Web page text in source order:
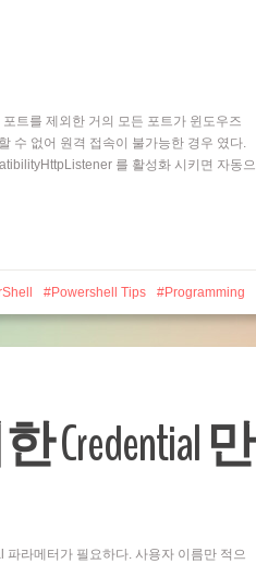
트를 제외한 거의 모든 포트가 윈도우즈
수 없어 원격 접속이 불가능한 경우 였다.
를 활성화 시키면 자동으
Powershell Tips Programming
Credential 만
라메터가 필요하다. 사용자 이름만 적으